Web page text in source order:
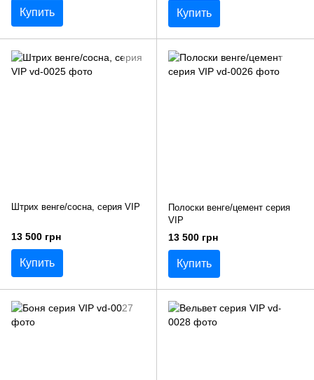
Купить Купить
Штрих венге/сосна, серия VIP
13 500 грн
Купить
Полоски венге/цемент серия
VIP
13 500 грн
Купить